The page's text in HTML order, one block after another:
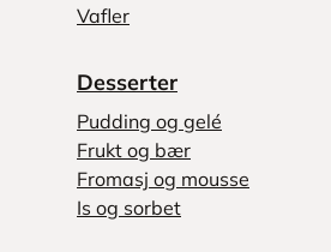
Vafler
Desserter
Pudding og gelé
Frukt og bær
Fromasj og mousse
Is og sorbet